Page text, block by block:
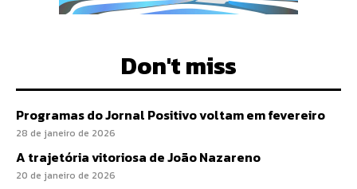
Don't miss
Programas do Jornal Positivo voltam em fevereiro
28 de janeiro de 2026
A trajetória vitoriosa de João Nazareno
20 de janeiro de 2026